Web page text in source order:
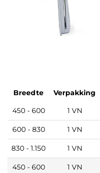
Breedte Verpakking
450 - 600
1 VN
600 - 830 1 VN
830 - 1.150 1 VN
450 - 600 1 VN